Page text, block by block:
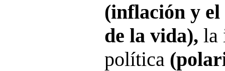
(inflación y el
de la vida), la
política